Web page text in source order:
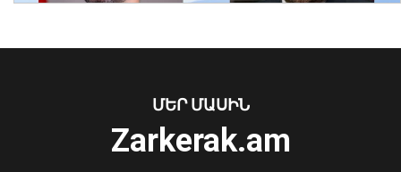
08 Օգոստոս, 2026 23:01
Ուկրաինայի Գերագույն Ռադայի
նախագահը շնորհավորել է ՀՀ ԱԺ
ՄԵՐ ՄԱՍԻՆ
Zarkerak.am